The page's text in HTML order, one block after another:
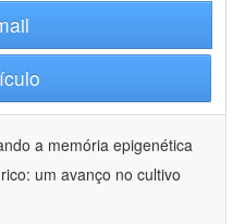
a memória epigenética
um avanço no cultivo